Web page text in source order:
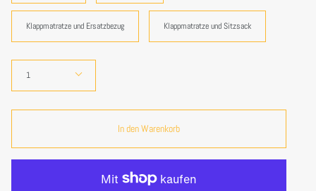
Klappmatratze und Ersatzbezug Klappmatratze und Sitzsack
1
In den Warenkorb